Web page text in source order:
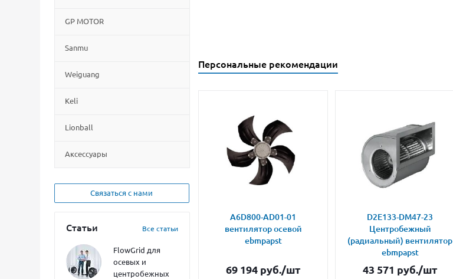
GP MOTOR
Sanmu
Weiguang
Keli
Lionball
Aксессуары
Связаться с нами
Статьи Все статьи
FlowGrid для
осевых и
центробежных
Персональные рекомендации
A6D800-AD01-01
вентилятор осевой
ebmpapst
69 194 руб./шт
D2E133-DM47-23
Центробежный
(радиальный) вентилятор
ebmpapst
43 571 руб./шт